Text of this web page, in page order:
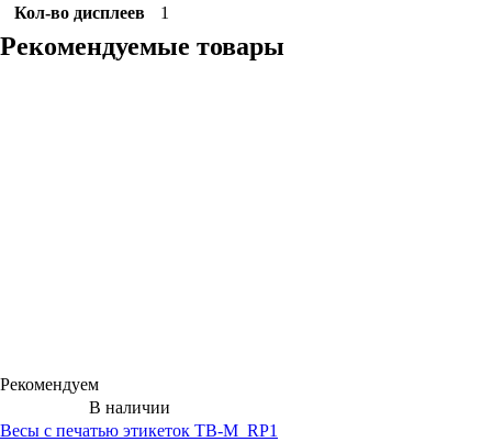
Кол-во дисплеев
1
Рекомендуемые товары
Рекомендуем
В наличии
Весы с печатью этикеток ТВ-M_RP1